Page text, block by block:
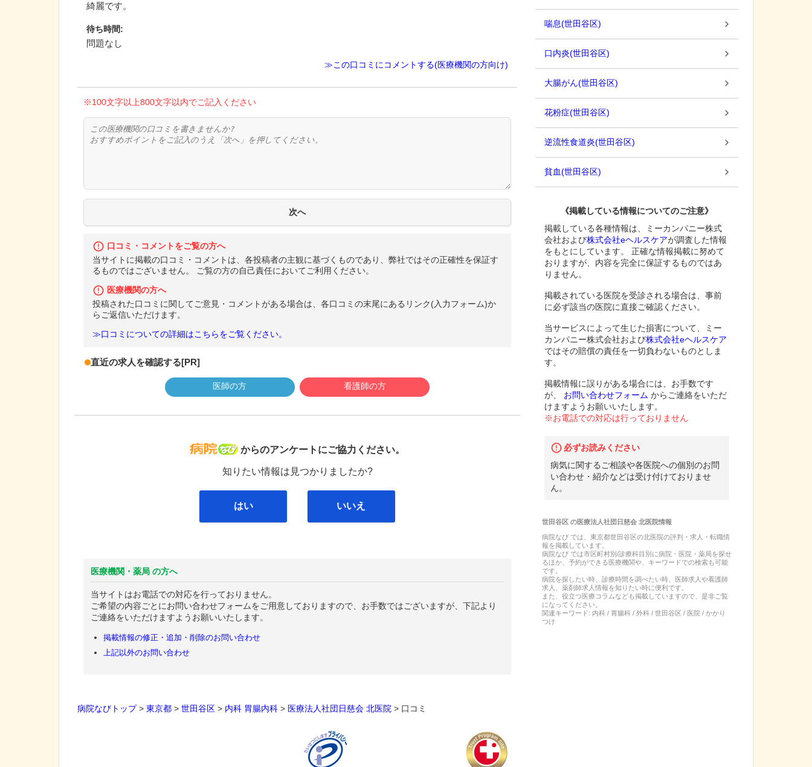
綺麗です。
待ち時間:
問題なし
≫この口コミにコメントする(医療機関の方向け)
※100文字以上800文字以内でご記入ください
口コミ・コメントをご覧の方へ
当サイトに掲載の口コミ・コメントは、各投稿者の主観に基づくものであり、弊社ではその正確性を保証す
るものではございません。 ご覧の方の自己責任においてご利用ください。
医療機関の方へ
投稿された口コミに関してご意見・コメントがある場合は、各口コミの末尾にあるリンク(入力フォーム)か
らご返信いただけます。
≫口コミについての詳細はこちらをご覧ください。
直近の求人を確認する[PR]
医師の方 看護師の方
病院なび
からのアンケートにご協力ください。
知りたい情報は見つかりましたか?
はい いいえ
医療機関・薬局 の方へ
当サイトはお電話での対応を行っておりません。
ご希望の内容ごとにお問い合わせフォームをご用意しておりますので、お手数ではございますが、下記より
ご連絡をいただけますようお願いいたします。
掲載情報の修正・追加・削除のお問い合わせ
上記以外のお問い合わせ
喘息(世田谷区)
口内炎(世田谷区)
大腸がん(世田谷区)
花粉症(世田谷区)
逆流性食道炎(世田谷区)
貧血(世田谷区)
《掲載している情報についてのご注意》
掲載している各種情報は、ミーカンパニー株式
会社および株式会社eヘルスケアが調査した情報
をもとにしています。 正確な情報掲載に努めて
おりますが、内容を完全に保証するものではあ
りません。
掲載されている医院を受診される場合は、事前
に必ず該当の医院に直接ご確認ください。
当サービスによって生じた損害について、ミー
カンパニー株式会社および株式会社eヘルスケア
ではその賠償の責任を一切負わないものとしま
す。
掲載情報に誤りがある場合には、お手数です
が、
お問い合わせフォーム からご連絡をいただ
けますようお願いいたします。
※お電話での対応は行っておりません
必ずお読みください
病気に関するご相談や各医院への個別のお問
い合わせ・紹介などは受け付けておりませ
ん。
世田谷区の医療法人社団日慈会 北医院情報
病院なび では、 東京都世田谷区の北医院の評判・求人・転職情
報を掲載しています。
病院なび では市区町村別/診療科目別に病院・医院・薬局を探せ
るほか、予約ができる医療機関や、キーワードでの検索も可能
です。
病院を探したい時、診療時間を調べたい時、医師求人や看護師
求人、薬剤師求人情報を知りたい時に便利です。
また、役立つ医療コラムなども掲載していますので、是非ご覧
になってください。
関連キーワード: 内科 / 胃腸科 / 外科 / 世田谷区 / 医院 / かかり
つけ
病院なびトップ> 東京都 > 世田谷区 > 内科 胃腸内科 > 医療法人社団日慈会 北医院 > 口コミ